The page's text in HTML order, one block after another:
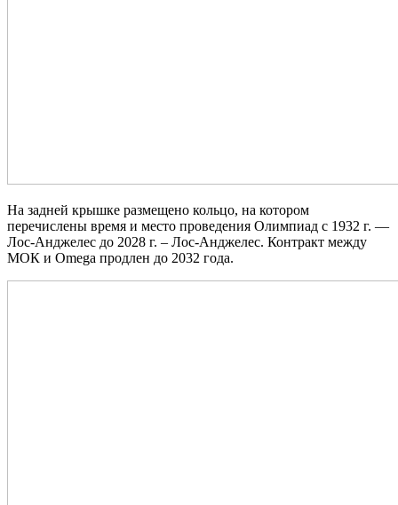
На задней крышке размещено кольцо, на котором
перечислены время и место проведения Олимпиад с 1932 г. —
Лос-Анджелес до 2028 г. – Лос-Анджелес. Контракт между
МОК и Omega продлен до 2032 года.